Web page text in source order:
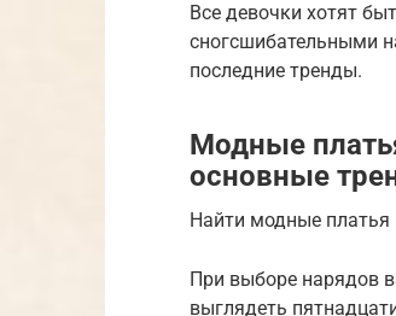
Все девочки хотят
сногсшибательными
последние тренды.
Модные
основные
Найти модные платья
При выборе нарядов
выглядеть